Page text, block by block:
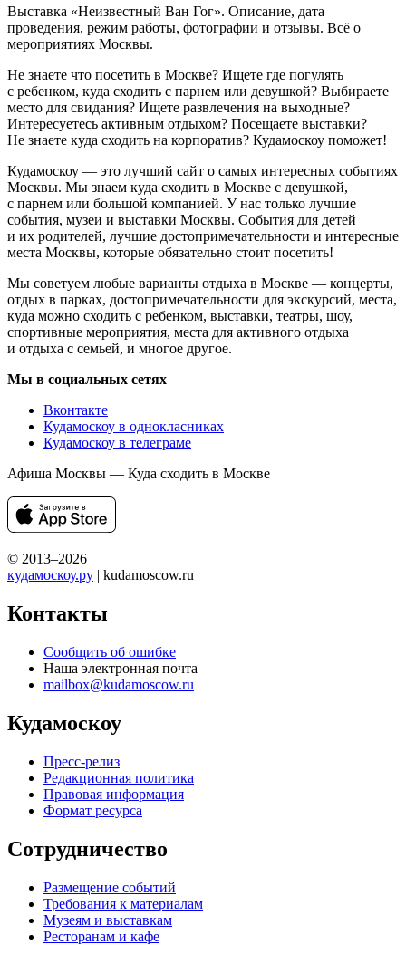
Выставка «Неизвестный Ван Гог». Описание, дата
проведения, режим работы, фотографии и отзывы. Всё о
мероприятиях Москвы.
Не знаете что посетить в Москве? Ищете где погулять
с ребенком, куда сходить с парнем или девушкой? Выбираете
место для свидания? Ищете развлечения на выходные?
Интересуетесь активным отдыхом? Посещаете выставки?
Не знаете куда сходить на корпоратив? Кудамоскоу поможет!
Кудамоскоу — это лучший сайт о самых интересных событиях
Москвы. Мы знаем куда сходить в Москве с девушкой,
с парнем или большой компанией. У нас только лучшие
события, музеи и выставки Москвы. События для детей
и их родителей, лучшие достопримечательности и интересные
места Москвы, которые обязательно стоит посетить!
Мы советуем любые варианты отдыха в Москве — концерты,
отдых в парках, достопримечательности для экскурсий, места,
куда можно сходить с ребенком, выставки, театры, шоу,
спортивные мероприятия, места для активного отдыха
и отдыха с семьей, и многое другое.
Мы в социальных сетях
Вконтакте
Кудамоскоу в однокласниках
Кудамоскоу в телеграме
Афиша Москвы — Куда сходить в Москве
© 2013–2026
кудамоскоу.ру | kudamoscow.ru
Контакты
Сообщить об ошибке
Наша электронная почта
mailbox@kudamoscow.ru
Кудамоскоу
Пресс-релиз
Редакционная политика
Правовая информация
Формат ресурса
Сотрудничество
Размещение событий
Требования к материалам
Музеям и выставкам
Ресторанам и кафе